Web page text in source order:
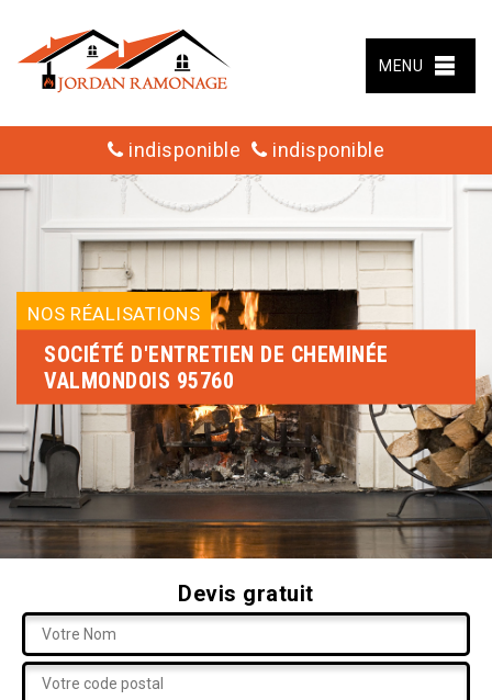
MENU
indisponible indisponible
NOS RÉALISATIONS
SOCIÉTÉ D'ENTRETIEN DE CHEMINÉE
VALMONDOIS 95760
Devis gratuit